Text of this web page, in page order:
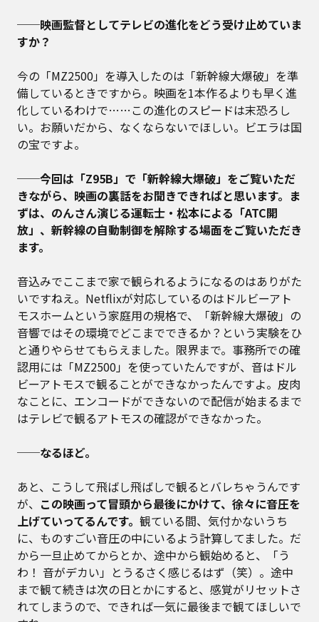
──映画監督としてテレビの進化をどう受け止めていま
すか？
今の「MZ2500」を導入したのは「新幹線大爆破」を準
備しているときですから。映画を1本作るよりも早く進
化しているわけで……この進化のスピードは末恐ろし
い。お願いだから、なくならないでほしい。ビエラは国
の宝ですよ。
──今回は「Z95B」で「新幹線大爆破」をご覧いただ
きながら、映画の裏話をお聞きできればと思います。ま
ずは、のんさん演じる運転士・松本による「ATC開
放」、新幹線の自動制御を解除する場面をご覧いただき
ます。
音込みでここまで家で観られるようになるのはありがた
いですねえ。Netflixが対応しているのはドルビーアト
モスホームという家庭用の規格で、「新幹線大爆破」の
音響ではその環境でどこまでできるか？という実験をひ
と通りやらせてもらえました。限界まで。事務所での確
認用には「MZ2500」を使っていたんですが、音はドル
ビーアトモスで観ることができなかったんですよ。皮肉
なことに、エンコードができないので配信が始まるまで
はテレビで観るアトモスの確認ができなかった。
──なるほど。
あと、こうして飛ばし飛ばしで観るとバレちゃうんです
が、 この映画って冒頭から最後にかけて、徐々に音圧を
上げていってるんです。 観ている間、気付かないうち
に、ものすごい音圧の中にいるよう計算してました。だ
から一旦止めてからとか、途中から観始めると、「う
わ！ 音がデカい」とうるさく感じるはず（笑）。途中
まで観て続きは次の日とかにすると、感覚がリセットさ
れてしまうので、できれば一気に最後まで観てほしいで